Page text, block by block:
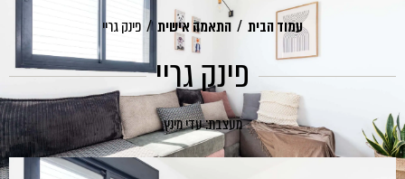
עמוד הבית / התאמה אישית / פינק גריי
פינק גריי
מעצבת: עדי מינץ